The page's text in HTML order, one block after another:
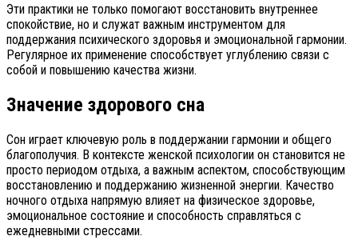
Эти практики не только помогают восстановить внутреннее
спокойствие, но и служат важным инструментом для
поддержания психического здоровья и эмоциональной гармонии.
Регулярное их применение способствует углублению связи с
собой и повышению качества жизни.
Значение здорового сна
Сон играет ключевую роль в поддержании гармонии и общего
благополучия. В контексте женской психологии он становится не
просто периодом отдыха, а важным аспектом, способствующим
восстановлению и поддержанию жизненной энергии. Качество
ночного отдыха напрямую влияет на физическое здоровье,
эмоциональное состояние и способность справляться с
ежедневными стрессами.